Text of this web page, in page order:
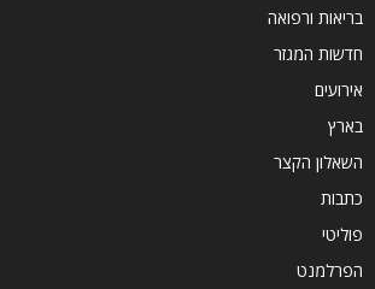
בריאות ורפואה
חדשות המגזר
אירועים
בארץ
השאלון הקצר
כתבות
פוליטי
הפרלמנט